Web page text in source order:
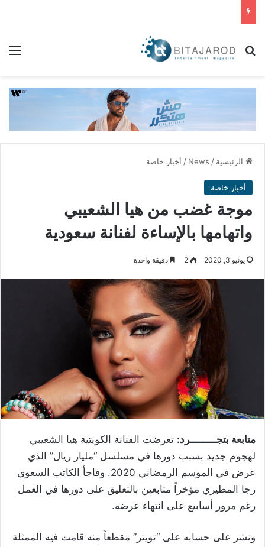
بحث عن
الرئيسية /
News
/ أخبار خاصة
أخبار خاصة
موجة غضب من هيا الشعيبي
واتهامها بالإساءة لفنانة سعودية
يونيو 3, 2020 2 دقيقة واحدة
متابعة بتجـــــــــرد: تعرضت الفنانة الكويتية هيا الشعيبي
لهجوم جديد بسبب دورها في مسلسل “مليار ريال” الذي
عرض في الموسم الرمضاني 2020. وفاجأ الكاتب السعوي
رجا المطيري مؤخراً متابعين بالتعليق على دورها في العمل
رغم مرور أسابيع على انتهاء عرضه.
ونشر على حسابه على “تويتر” مقطعاً منه قامت فيه الممثلة